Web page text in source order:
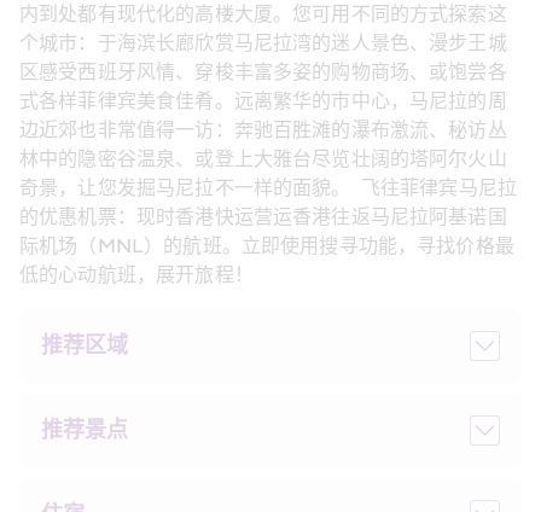
内到处都有现代化的高楼大厦。您可用不同的方式探索这
个城市：于海滨长廊欣赏马尼拉湾的迷人景色、漫步王城
区感受西班牙风情、穿梭丰富多姿的购物商场、或饱尝各
式各样菲律宾美食佳肴。远离繁华的市中心，马尼拉的周
边近郊也非常值得一访：奔驰百胜滩的瀑布激流、秘访丛
林中的隐密谷温泉、或登上大雅台尽览壮阔的塔阿尔火山
奇景，让您发掘马尼拉不一样的面貌。  飞往菲律宾马尼拉
的优惠机票：现时香港快运营运香港往返马尼拉阿基诺国
际机场（MNL）的航班。立即使用搜寻功能，寻找价格最
低的心动航班，展开旅程！
推荐区域
推荐景点